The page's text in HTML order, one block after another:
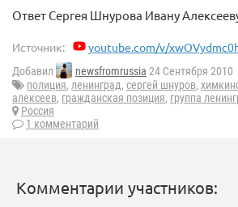
Ответ Сергея Шнурова Ивану
Источник: youtube.com/v/
Добавил newsfromrussia 24 Сентября 2010
полиция, ленинград, сергей шнуров,
алексеев, гражданская позиция, группа
Россия
1 комментарий
Комментарии участников: